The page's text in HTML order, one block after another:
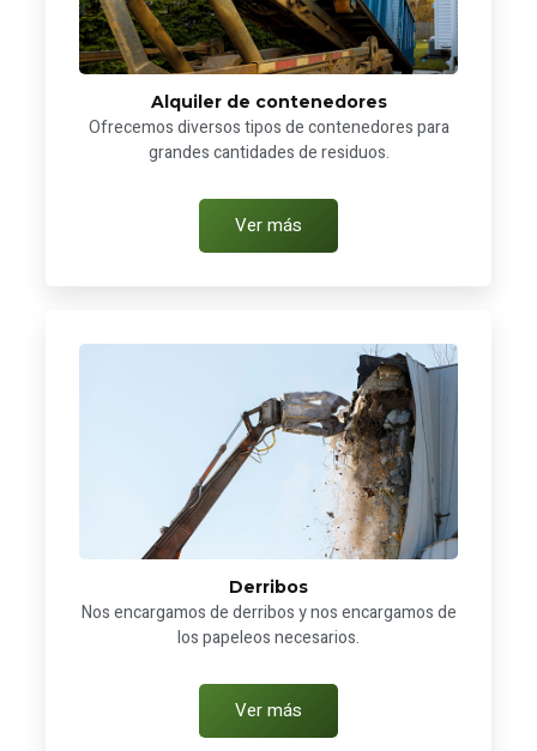
Alquiler de contenedores
Ofrecemos diversos tipos de contenedores para
grandes cantidades de residuos.
Ver más
Derribos
Nos encargamos de derribos y nos encargamos de
los papeleos necesarios.
Ver más